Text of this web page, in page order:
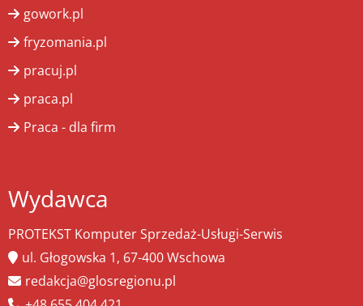
gowork.pl
fryzomania.pl
pracuj.pl
praca.pl
Praca - dla firm
Wydawca
PROTEKST Komputer Sprzedaż-Usługi-Serwis
ul. Głogowska 1, 67-400 Wschowa
redakcja@glosregionu.pl